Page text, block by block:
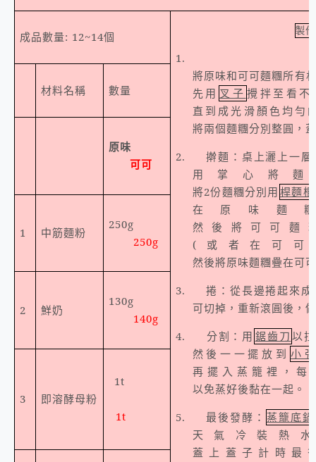
成品數量: 12~14個 製
1.
將原味和可可麵糰所有
先用 叉子 攪拌至看不
直到成光滑顏色均勻
將兩個麵糰分別整圓，
2.
擀麵：桌上灑上一
用掌心將
將2份麵糰分別用 桿麵棍
在原味麵
然後將可可麵
( 或者在可可
然後將原味麵糰疊在可
3.
捲：從長邊捲起來
可切掉，重新滾圓後，
4.
分割：用 鋸齒刀 以
然後一一擺放到 小
再擺入蒸籠裡，每
以免蒸好後黏在一起。
5.
最後發酵： 蒸籠底鍋
天氣冷裝熱
蓋上蓋子計時最
材料名稱 數量
原味
可可
1 中筋麵粉
250g
250g
2 鮮奶
130g
140g
3 即溶酵母粉
1t
1t